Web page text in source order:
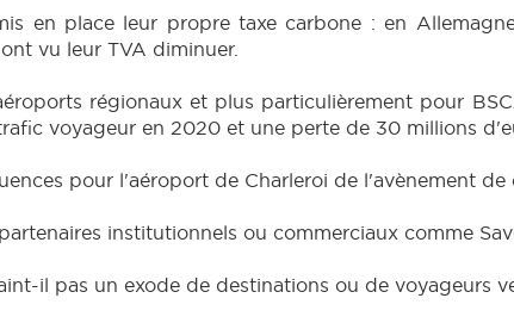
en place leur propre taxe carbone : en
vu leur TVA diminuer.
régionaux et plus particulièrement pour
voyageur en 2020 et une perte de 30 millions
pour l'aéroport de Charleroi de l'avènement de
institutionnels ou commerciaux comme
il pas un exode de destinations ou de voyageurs